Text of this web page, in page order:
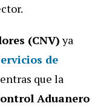
(CNV)ya
de
que la
Aduanero